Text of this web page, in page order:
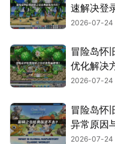
速解决登
2026-07-24
冒险岛怀
优化解决
2026-07-24
冒险岛怀
异常原因
2026-07-24